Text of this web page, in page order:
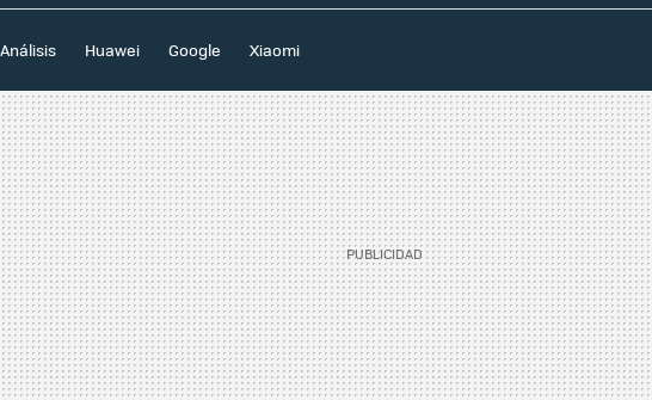
Análisis Huawei Google Xiaomi